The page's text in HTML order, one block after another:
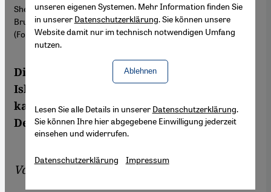
Shehbaz Sharif (rechts) will Premierminister bleiben, aber sein
Bruder Nawaz Sharif (Mitte) ist im Hintergrund einflussreich.
(Foto: K.M. Chaudary/AP/picture alliance)
Die neue fragile Regierungskoalition in
Islamabad hat ohne den Segen des Militärs
kaum Chancen, die Beziehungen zu Neu-
Delhi zu verbessern, befürchten Analysten.
Von Murali Krishnan
unseren eigenen Systemen. Mehr Information finden Sie
in unserer Datenschutzerklärung. Sie können unsere
Website damit nur im technisch notwendigen Umfang
nutzen.
Ablehnen
Lesen Sie alle Details in unserer Datenschutzerklärung.
Sie können Ihre hier abgegebene Einwilligung jederzeit
einsehen und widerrufen.
Datenschutzerklärung Impressum